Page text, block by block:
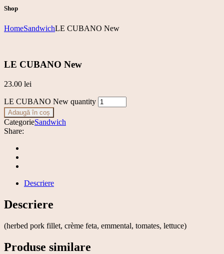
Shop
HomeSandwichLE CUBANO New
LE CUBANO New
23.00 lei
LE CUBANO New quantity
Adaugă în coș
CategorieSandwich
Share:
Descriere
Descriere
(herbed pork fillet, crème feta, emmental, tomates, lettuce)
Produse similare